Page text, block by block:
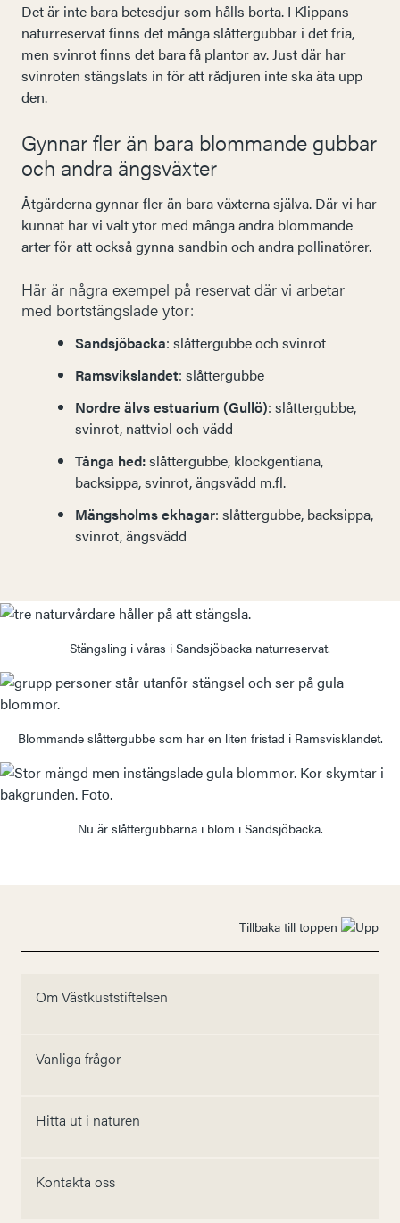
Det är inte bara betesdjur som hålls borta. I Klippans
naturreservat finns det många slåttergubbar i det fria,
men svinrot finns det bara få plantor av. Just där har
svinroten stängslats in för att rådjuren inte ska äta upp
den.
Gynnar fler än bara blommande gubbar
och andra ängsväxter
Åtgärderna gynnar fler än bara växterna själva. Där vi har
kunnat har vi valt ytor med många andra blommande
arter för att också gynna sandbin och andra pollinatörer.
Här är några exempel på reservat där vi arbetar
med bortstängslade ytor:
Sandsjöbacka: slåttergubbe och svinrot
Ramsvikslandet: slåttergubbe
Nordre älvs estuarium (Gullö): slåttergubbe,
svinrot, nattviol och vädd
Tånga hed:slåttergubbe, klockgentiana,
backsippa, svinrot, ängsvädd m.fl.
Mängsholms ekhagar: slåttergubbe, backsippa,
svinrot, ängsvädd
Stängsling i våras i Sandsjöbacka naturreservat.
Blommande slåttergubbe som har en liten fristad i Ramsvisklandet.
Nu är slåttergubbarna i blom i Sandsjöbacka.
Tillbaka till toppen
Om Västkuststiftelsen
Vanliga frågor
Hitta ut i naturen
Kontakta oss